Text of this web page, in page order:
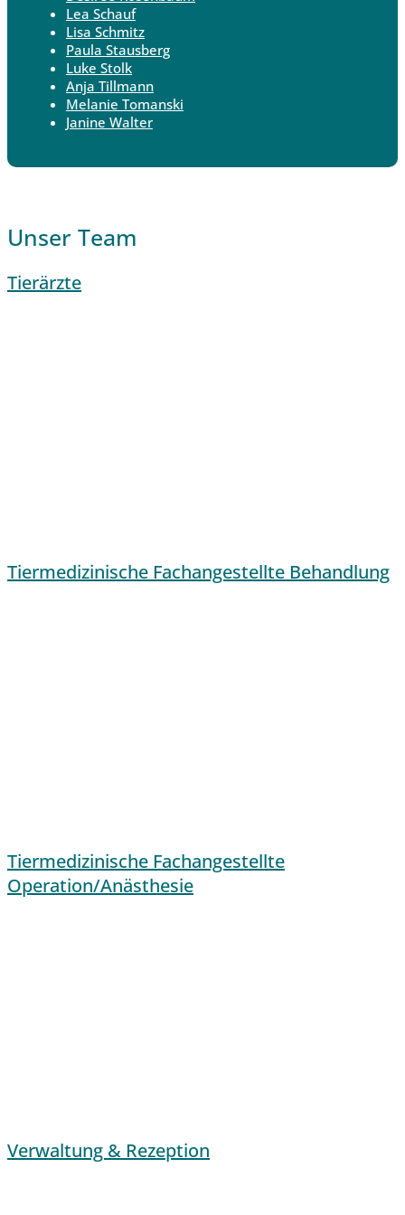
Lea Schauf
Lisa Schmitz
Paula Stausberg
Luke Stolk
Anja Tillmann
Melanie Tomanski
Janine Walter
Unser Team
Tierärzte
Tiermedizinische Fachangestellte Behandlung
Tiermedizinische Fachangestellte
Operation/Anästhesie
Verwaltung & Rezeption